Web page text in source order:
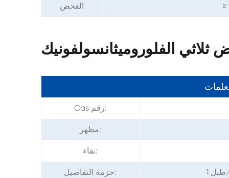
الفحص ≥
Cas رقم:
مظهر:
نقاء:
حزمة التفاصيل: